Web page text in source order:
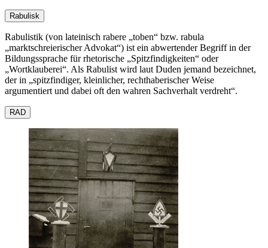
Rabulisk
Rabulistik (von lateinisch rabere toben
bzw. rabula
marktschreierischer Advokat ) ist ein abwertender Begriff in der
Bildungssprache für rhetorische
Spitzfindigkeiten
oder
Wortklauberei . Als Rabulist wird laut Duden jemand bezeichnet,
der in
spitzfindiger, kleinlicher, rechthaberischer Weise
argumentiert und dabei oft den wahren Sachverhalt verdreht .
RAD